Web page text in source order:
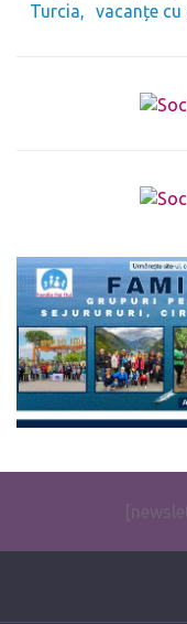
Turcia
vacanțe cu
The form you have